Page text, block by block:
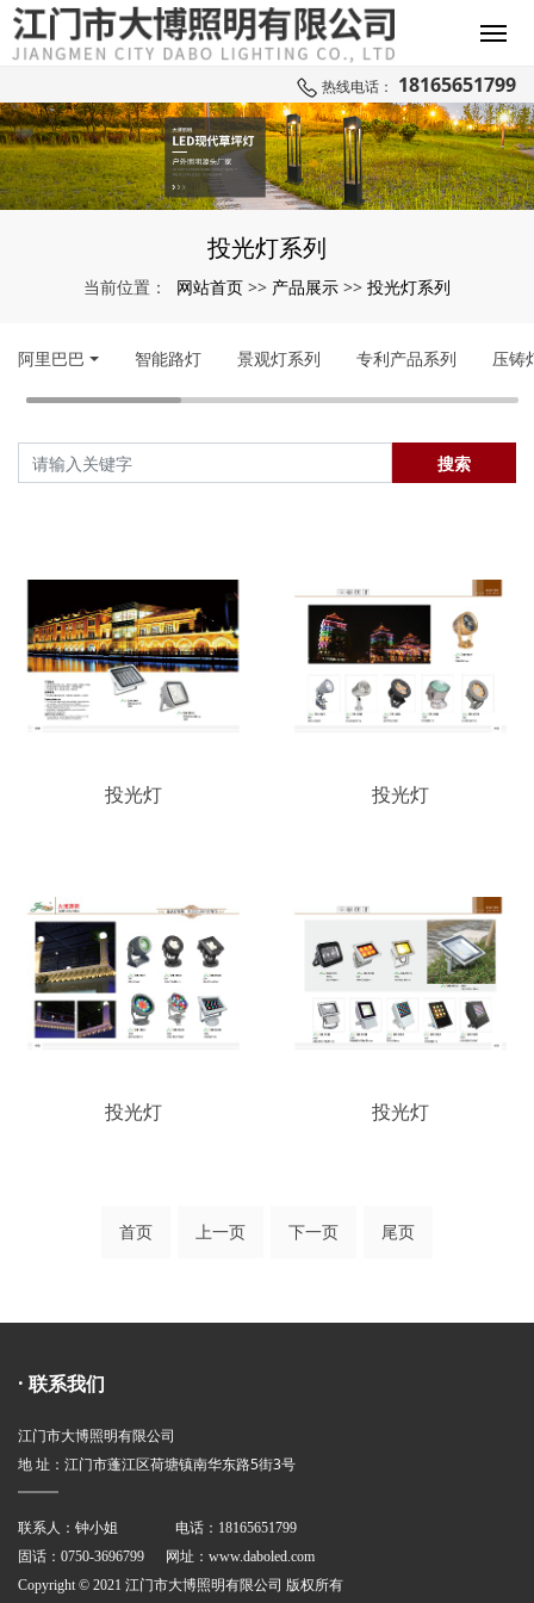
热线电话： 18165651799
投光灯系列
当前位置： 网站首页 >> 产品展示 >> 投光灯系列
阿里巴巴 智能路灯 景观灯系列 专利产品系列 压铸
搜索
投光灯 投光灯
投光灯 投光灯
首页 上一页 下一页 尾页
· 联系我们
江门市大博照明有限公司
地 址：江门市蓬江区荷塘镇南华东路5街3号
联系人：钟小姐 电话：18165651799
固话：0750-3696799 网址： www.daboled.com
Copyright © 2021 江门市大博照明有限公司 版权所有